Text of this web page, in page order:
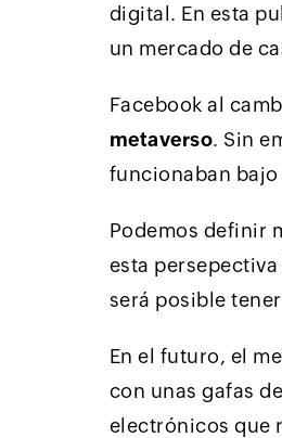
digital. En esta
un mercado de
Facebook al
metaverso. Sin
funcionaban bajo
Podemos definir
esta
será posible
En el futuro, el
con unas gafas
electrónicos que